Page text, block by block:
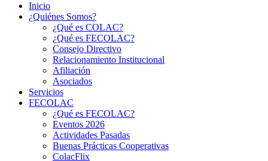
Inicio
¿Quiénes Somos?
¿Qué es COLAC?
¿Qué es FECOLAC?
Consejo Directivo
Relacionamiento Institucional
Afiliación
Asociados
Servicios
FECOLAC
¿Qué es FECOLAC?
Eventos 2026
Actividades Pasadas
Buenas Prácticas Cooperativas
ColacFlix